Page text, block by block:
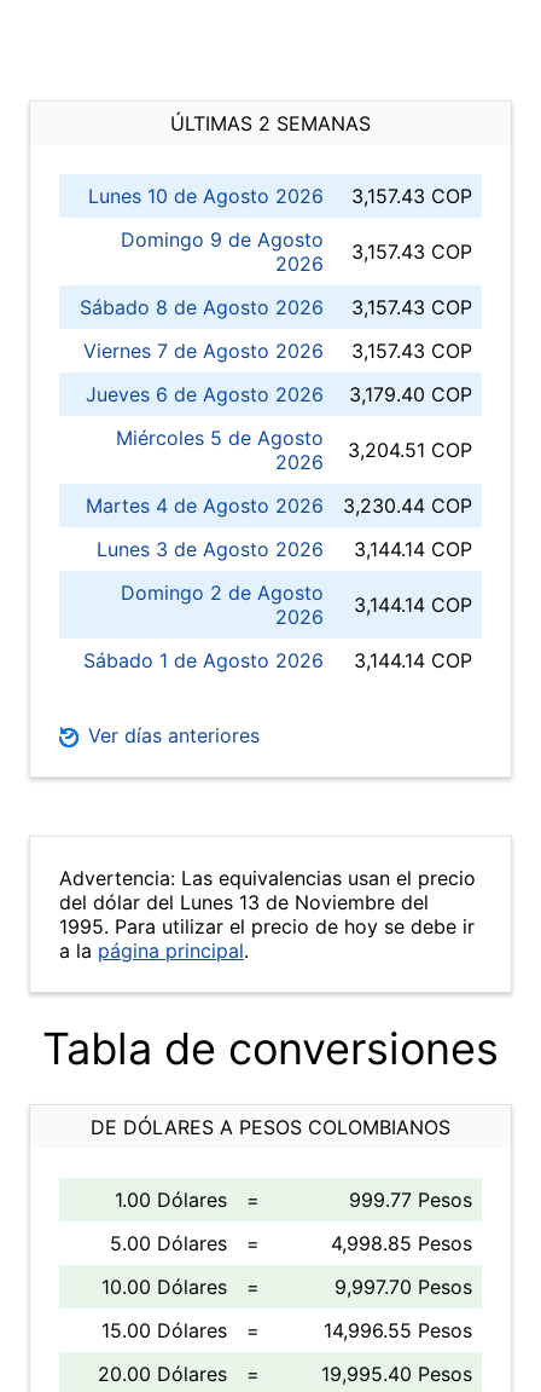
ÚLTIMAS 2 SEMANAS
Lunes 10 de Agosto 2026
3,157.43 COP
Domingo 9 de Agosto
2026
3,157.43 COP
Sábado 8 de Agosto 2026
3,157.43 COP
Viernes 7 de Agosto 2026
3,157.43 COP
Jueves 6 de Agosto 2026
3,179.40 COP
Miércoles 5 de Agosto
2026
3,204.51 COP
Martes 4 de Agosto 2026
3,230.44 COP
Lunes 3 de Agosto 2026
3,144.14 COP
Domingo 2 de Agosto
2026
3,144.14 COP
Sábado 1 de Agosto 2026 3,144.14 COP
Ver días anteriores
Advertencia: Las equivalencias usan el precio
del dólar del Lunes 13 de Noviembre del
1995. Para utilizar el precio de hoy se debe ir
a la página principal.
Tabla de conversiones
DE DÓLARES A PESOS COLOMBIANOS
1.00 Dólares =
999.77 Pesos
5.00 Dólares
=
4,998.85 Pesos
10.00 Dólares
=
9,997.70 Pesos
15.00 Dólares
=
14,996.55 Pesos
20.00 Dólares
=
19,995.40 Pesos